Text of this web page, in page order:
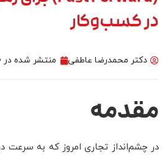
در کسب‌وکار
دکتر محمدرضا عاطفی منتشر شده در
مقدمه
در چشم‌انداز تجاری امروز که به سرعت